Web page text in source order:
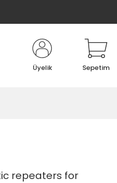
Üyelik Sepetim
repeaters for